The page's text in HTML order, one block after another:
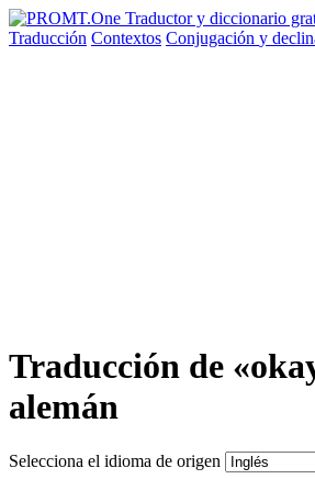
Traducción Contextos Conjugación y
Traducción de
alemán
Selecciona el idioma de origen